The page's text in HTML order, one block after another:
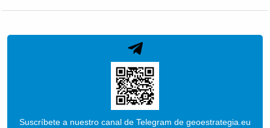
Suscríbete a nuestro canal de Telegram de geoestrategia.eu